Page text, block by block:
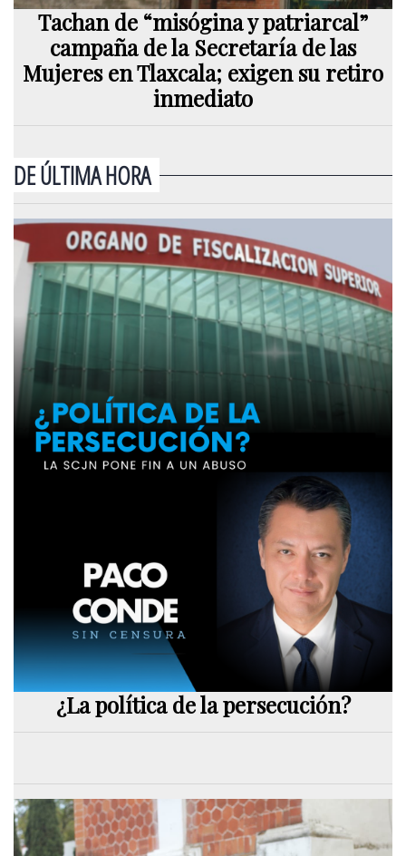
Tachan de “misógina y patriarcal”
campaña de la Secretaría de las
Mujeres en Tlaxcala; exigen su retiro
inmediato
DE ÚLTIMA HORA
¿La política de la persecución?